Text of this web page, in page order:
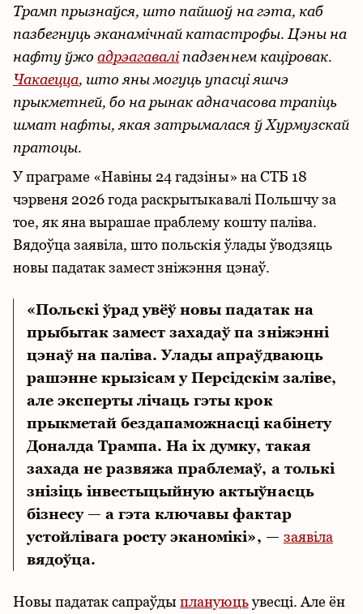
Трамп прызнаўся, што пайшоў на гэта, каб
пазбегнуць эканамічнай катастрофы. Цэны на
нафту ўжоадрэагаваліпадзеннем каціровак.
Чакаецца, што яны могуць упасці яшчэ
прыкметней, бо на рынак адначасова трапіць
шмат нафты, якая затрымалася ў Хурмузскай
пратоцы.
У праграме «Навіны 24 гадзіны» на СТБ 18
чэрвеня 2026 года раскрытыкавалі Польшчу за
тое, як яна вырашае праблему кошту паліва.
Вядоўца заявіла, што польскія ўлады ўводзяць
новы падатак замест зніжэння цэнаў.
«Польскі ўрад увёў новы падатак на
прыбытак замест захадаў па зніжэнні
цэнаў на паліва. Улады апраўдваюць
рашэнне крызісам у Персідскім заліве,
але эксперты лічаць гэты крок
прыкметай бездапаможнасці кабінету
Доналда Трампа. На іх думку, такая
захада не развяжа праблемаў, а толькі
знізіць інвестыцыйную актыўнасць
бізнесу — а гэта ключавы фактар
устойлівага росту эканомікі», — заявіла
вядоўца.
Новы падатак сапраўдыплануюцьувесці. Але ён